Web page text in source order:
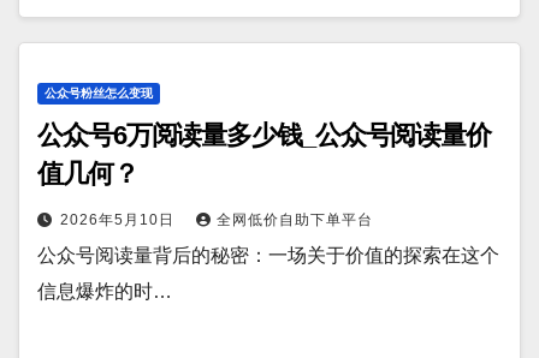
公众号粉丝怎么变现
公众号6万阅读量多少钱_公众号阅读量价
值几何？
2026年5月10日 全网低价自助下单平台
公众号阅读量背后的秘密：一场关于价值的探索在这个
信息爆炸的时…